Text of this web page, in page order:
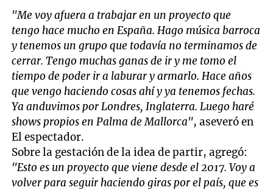
"Me voy afuera a trabajar en un proyecto que
tengo hace mucho en España. Hago música barroca
y tenemos un grupo que todavía no terminamos de
cerrar. Tengo muchas ganas de ir y me tomo el
tiempo de poder ir a laburar y armarlo. Hace años
que vengo haciendo cosas ahí y ya tenemos fechas.
Ya anduvimos por Londres, Inglaterra. Luego haré
shows propios en Palma de Mallorca", aseveró en
El espectador.
Sobre la gestación de la idea de partir, agregó:
"Esto es un proyecto que viene desde el 2017. Voy a
volver para seguir haciendo giras por el país, que es